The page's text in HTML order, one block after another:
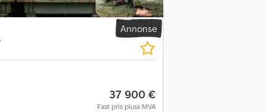
Annonse
37 900 €
Fast pris pluss MVA